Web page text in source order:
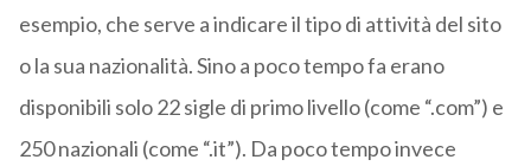
esempio, che serve a indicare il tipo di attività del sito
o la sua nazionalità. Sino a poco tempo fa erano
disponibili solo 22 sigle di primo livello (come “.com”) e
250 nazionali (come “.it”). Da poco tempo invece